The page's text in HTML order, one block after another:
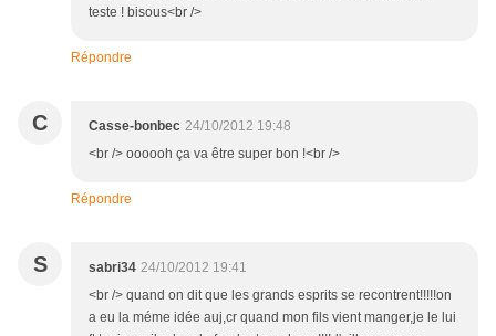
teste ! bisous<br />
Répondre
C Casse-bonbec 24/10/2012 19:48
<br /> oooooh ça va être super bon !<br />
Répondre
S sabri34 24/10/2012 19:41
<br /> quand on dit que les grands esprits se recontrent!!!!!on
a eu la méme idée auj,cr quand mon fils vient manger,je le lui